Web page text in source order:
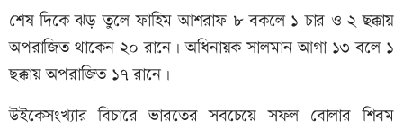
শেষ দিকে ঝড় তুলে ফাহিম আশরাফ ৮ বকলে ১ চার ও ২ ছক্কায়
অপরাজিত থাকেন ২০ রানে। অধিনায়ক সালমান আগা ১৩ বলে ১
ছক্কায় অপরাজিত ১৭ রানে।
উইকেসংখ্যার বিচারে ভারতের সবচেয়ে সফল বোলার শিবম